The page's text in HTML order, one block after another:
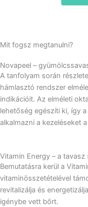
Mit fogsz megtanulni?
Novapeel –
A tanfolyam során
hámlasztó rendszer
indikációit. Az elméleti
lehetőség egészíti ki, így
alkalmazni a kezeléseket
Vitamin Energy – a
Bemutatásra kerül a
vitaminösszetételével
revitalizálja és
igénybe vett bőrt.